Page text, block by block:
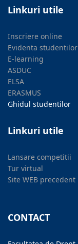
Linkuri utile
Inscriere online
Evidenta studentilor
E-learning
ASDUC
ELSA
ERASMUS
Ghidul studentilor
Linkuri utile
Lansare competitii
Tur virtual
Site WEB precedent
CONTACT